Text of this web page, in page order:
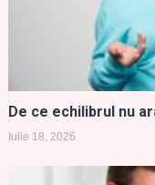
De ce echilibrul nu
Iulie 18, 2026